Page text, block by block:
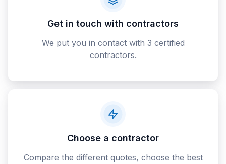
Get in touch with contractors
We put you in contact with 3 certified
contractors.
Choose a contractor
Compare the different quotes, choose the best